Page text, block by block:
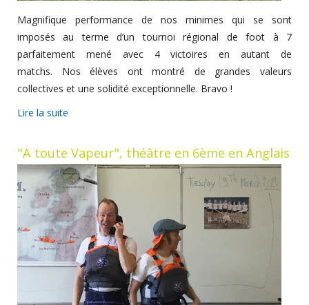
Magnifique performance de nos minimes qui se sont
imposés au terme d’un tournoi régional de foot à 7
parfaitement mené avec 4 victoires en autant de
matchs. Nos élèves ont montré de grandes valeurs
collectives et une solidité exceptionnelle. Bravo !
Lire la suite
"A toute Vapeur", théâtre en 6ème en Anglais